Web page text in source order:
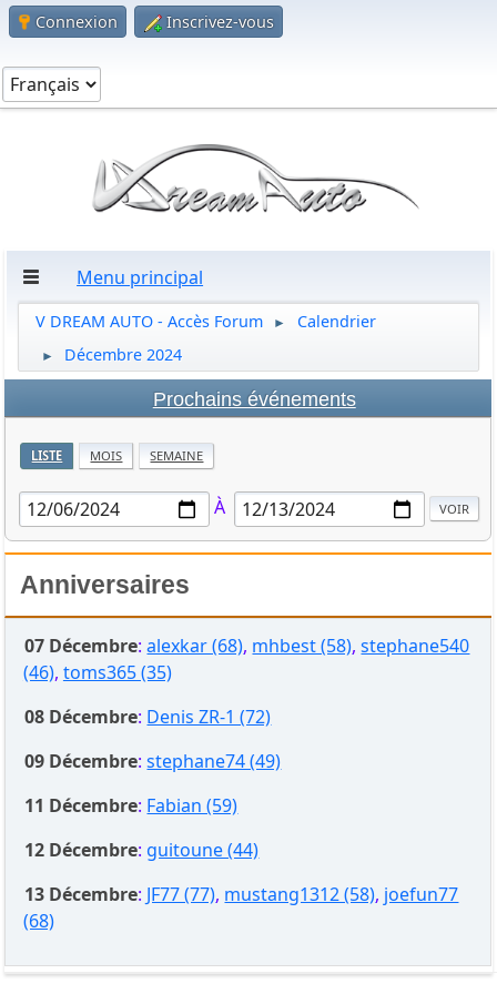
Connexion Inscrivez-vous
Menu principal
V DREAM AUTO - Accès Forum ► Calendrier
► Décembre 2024
Prochains événements
LISTE MOIS SEMAINE
À
Anniversaires
07 Décembre:alexkar (68), mhbest (58),stephane540
(46), toms365 (35)
08 Décembre: Denis ZR-1 (72)
09 Décembre:stephane74 (49)
11 Décembre: Fabian (59)
12 Décembre: guitoune (44)
13 Décembre: JF77 (77), mustang1312 (58), joefun77
(68)